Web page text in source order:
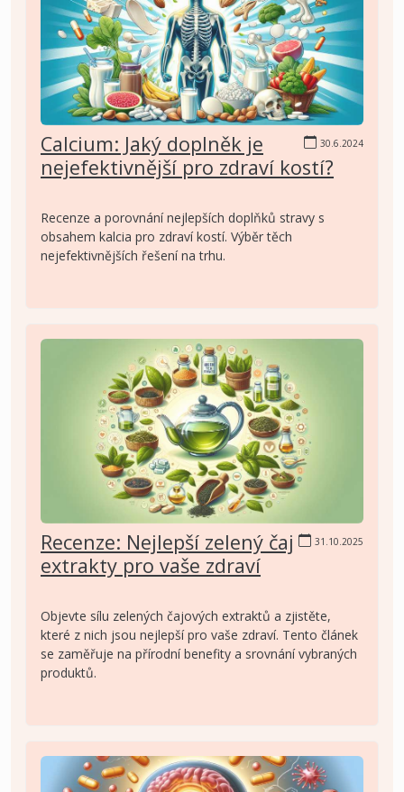
30.6.2024
Calcium: Jaký doplněk je
nejefektivnější pro zdraví kostí?
Recenze a porovnání nejlepších doplňků stravy s
obsahem kalcia pro zdraví kostí. Výběr těch
nejefektivnějších řešení na trhu.
31.10.2025
Recenze: Nejlepší zelený čaj
extrakty pro vaše zdraví
Objevte sílu zelených čajových extraktů a zjistěte,
které z nich jsou nejlepší pro vaše zdraví. Tento článek
se zaměřuje na přírodní benefity a srovnání vybraných
produktů.